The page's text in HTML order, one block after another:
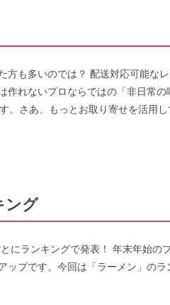
方も多いのでは？ 配送対応可能な
作れないプロならではの「非日常の
。さあ、もっとお取り寄せを活用
ング
にランキングで発表！ 年末年始の
ップです。今回は「ラーメン」のラ